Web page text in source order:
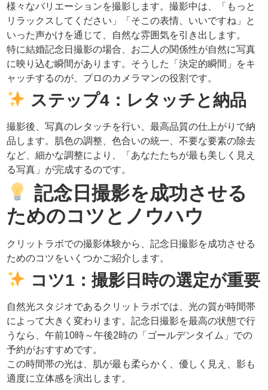
様々なバリエーションを撮影します。撮影中は、「もっと
リラックスしてください」「そこの表情、いいですね」と
いった声かけを通じて、自然な雰囲気を引き出します。
特に結婚記念日撮影の場合、お二人の関係性が自然に写真
に映り込む瞬間があります。そうした「決定的瞬間」をキ
ャッチするのが、プロのカメラマンの役割です。
ステップ4：レタッチと納品
撮影後、写真のレタッチを行い、最高品質の仕上がりで納
品します。肌色の調整、色合いの統一、不要な要素の除去
など、細かな調整により、「あなたたちが最も美しく見え
る写真」が完成するのです。
記念日撮影を成功させる
ためのコツとノウハウ
クリットラボでの撮影体験から、記念日撮影を成功させる
ためのコツをいくつかご紹介します。
コツ1：撮影日時の選定が重要
自然光スタジオであるクリットラボでは、光の質が時間帯
によって大きく変わります。記念日撮影を最高の状態で行
うなら、午前10時～午後2時の「ゴールデンタイム」での
予約がおすすめです。
この時間帯の光は、肌が最も柔らかく、優しく見え、影も
適度に立体感を演出します。